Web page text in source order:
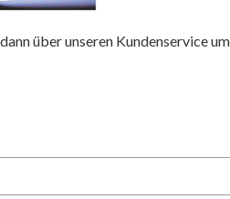
über unseren Kundenservice